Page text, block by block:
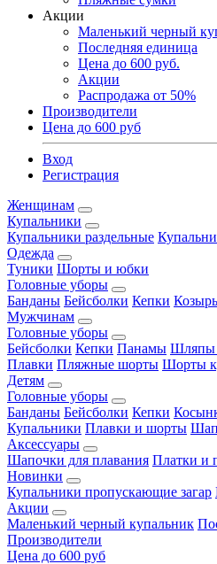
Акции
Маленький черный
Последняя единица
Цена до 600 руб.
Акции
Распродажа от 50%
Производители
Цена до 600 руб
Вход
Регистрация
Женщинам
Купальники
Купальники раздельные
Одежда
Туники Шорты и юбки
Головные уборы
Банданы Бейсболки Кепки
Мужчинам
Головные уборы
Бейсболки Кепки Панамы Шляпы
Плавки Пляжные шорты Шорты
Детям
Головные уборы
Банданы Бейсболки Кепки
Купальники Плавки и шорты
Аксессуары
Шапочки для плавания Платки и
Новинки
Купальники пропускающие загар
Акции
Маленький черный купальник
Производители
Цена до 600 руб